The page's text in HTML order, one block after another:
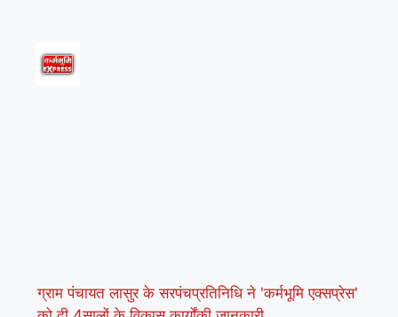
ग्राम पंचायत लासुर के सरपंचप्रतिनिधि ने 'कर्मभूमि एक्सप्रेस'